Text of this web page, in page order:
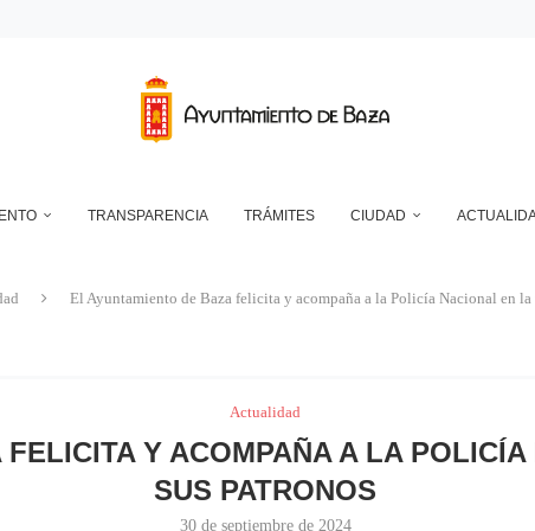
MUNICIPAL DE AGUA DE LA CUESTA DEL FRANCÉS
TRANSPARENCIA TRÁMITES CIUDAD
El Ayuntamiento de Baza felicita y acompaña a la Policía Nacional en la
Actualidad
Y ACOMPAÑA A LA
SUS PATRONOS
30 de septiembre de 2024